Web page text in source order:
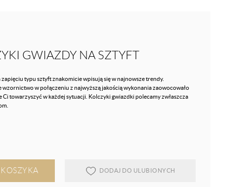
GWIAZDY NA SZTYFT
typu sztyft znakomicie wpisują się w najnowsze trendy.
w połączeniu z najwyższą jakością wykonania zaowocowało
Ci towarzyszyć w każdej sytuacji. Kolczyki gwiazdki polecamy zwłaszcza
DODAJ DO ULUBIONYCH